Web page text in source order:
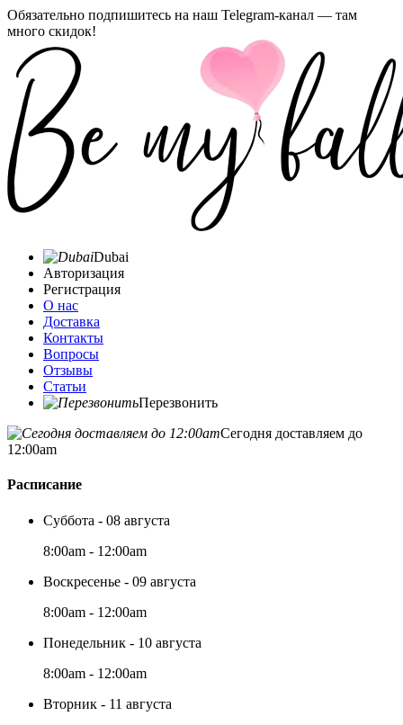
Обязательно подпишитесь на наш Telegram-канал — там
много скидок!
Dubai
Авторизация
Регистрация
О нас
Доставка
Контакты
Вопросы
Отзывы
Статьи
Перезвонить
Сегодня доставляем до
12:00am
Расписание
Суббота - 08 августа
8:00am - 12:00am
Воскресенье - 09 августа
8:00am - 12:00am
Понедельник - 10 августа
8:00am - 12:00am
Вторник - 11 августа